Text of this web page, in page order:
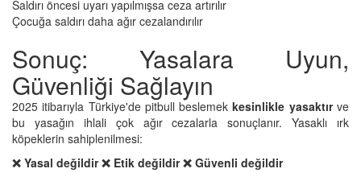
Saldırı öncesi uyarı yapılmışsa ceza artırılır
Çocuğa saldırı daha ağır cezalandırılır
Sonuç: Yasalara Uyun,
Güvenliği Sağlayın
2025 itibarıyla Türkiye'de pitbull beslemekkesinlikle yasaktırve
bu yasağın ihlali çok ağır cezalarla sonuçlanır. Yasaklı ırk
köpeklerin sahiplenilmesi:
❌ Yasal değildir ❌ Etik değildir ❌ Güvenli değildir